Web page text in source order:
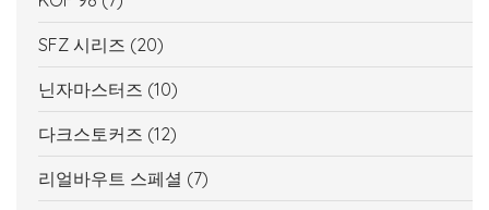
SFZ 시리즈 (20)
닌자마스터즈 (10)
다크스토커즈 (12)
리얼바우트 스페셜 (7)